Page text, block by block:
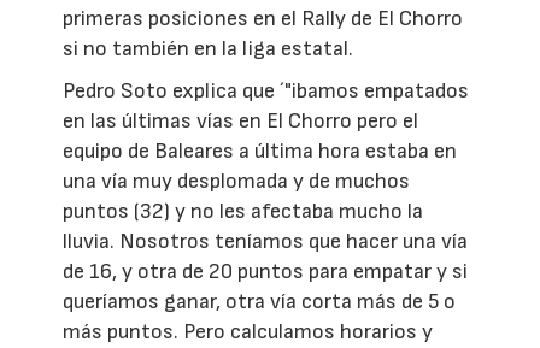
primeras posiciones en el Rally de El Chorro
si no también en la liga estatal.
Pedro Soto explica que ´"ibamos empatados
en las últimas vías en El Chorro pero el
equipo de Baleares a última hora estaba en
una vía muy desplomada y de muchos
puntos (32) y no les afectaba mucho la
lluvia. Nosotros teníamos que hacer una vía
de 16, y otra de 20 puntos para empatar y si
queríamos ganar, otra vía corta más de 5 o
más puntos. Pero calculamos horarios y